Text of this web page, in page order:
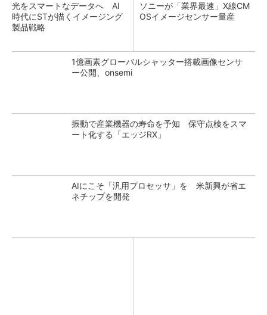
光をスマートなデータへ AI
時代にSTが描くイメージング
製品戦略
ソニーが「業界最速」X線CM
OSイメージセンサー量産
1億画素グローバルシャッター搭載画像センサ
ー公開、onsemi
振動で産業機器の寿命を予知 保守点検をスマ
ート化する「エッジRX」
AIにこそ「汎用プロセッサ」を 米新興が省エ
ネチップを開発